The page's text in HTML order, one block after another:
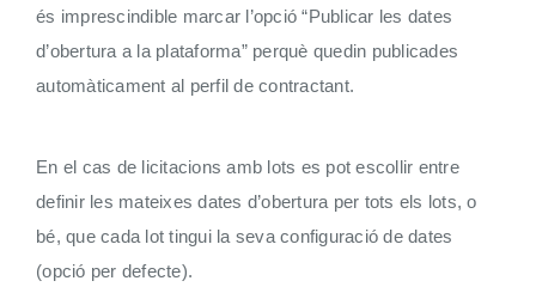
és imprescindible marcar l’opció “Publicar les dates
d’obertura a la plataforma” perquè quedin publicades
automàticament al perfil de contractant.
En el cas de licitacions amb lots es pot escollir entre
definir les mateixes dates d’obertura per tots els lots, o
bé, que cada lot tingui la seva configuració de dates
(opció per defecte).